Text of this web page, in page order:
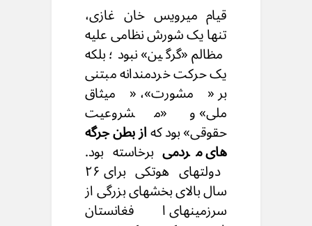
قیام میرویس خان غازی،
تنها یک شورش نظامی علیه
مظالم «گرگین» نبود؛ بلکه
یک حرکت خردمندانه مبتنی
بر «مشورت»، «میثاق
ملی» و «مشروعیت
حقوقی» بود کهاز بطن جرگه
های مردمیبرخاسته بود.
دولتهای هوتکی برای ۲۶
سال بالای بخشهای بزرگی از
سرزمینهای افغانستان